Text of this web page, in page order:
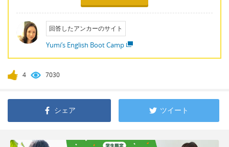
回答したアンカーのサイト
Yumi’s English Boot Camp
4 7030
シェア ツイート